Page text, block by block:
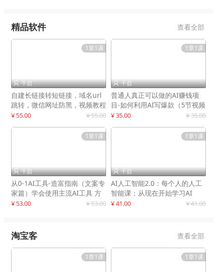
精品软件 查看全部
1章1课
 千启
自建长链接转短链接，域名url
跳转，微信网址防黑，视频教程
手把手教你
¥ 55.00 ¥ 55.00
1章1课
 千启
普通人真正可以做的AI赚钱项
目-如何利用AI写爆款（5节视频
课）
¥ 35.00 ¥ 35.00
1章1课
 千启
从0-1AI工具-造富指南（文案专
家篇）学会使用主流AI工具 方
法和心法的融合
¥ 53.00 ¥ 53.00
1章1课
 千启
AI人工智能2.0：每个人的人工
智能课：从现在开始学习AI
¥ 41.00 ¥ 41.00
淘宝客 查看全部
1章1课 1章1课